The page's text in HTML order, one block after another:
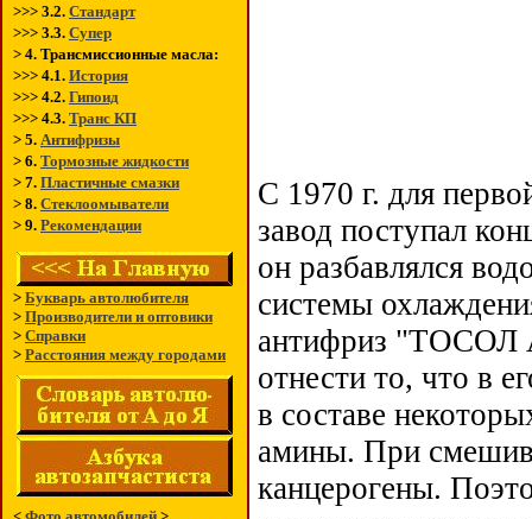
>>> 3.2. Стандарт
>>> 3.3. Супер
> 4. Трансмиссионные масла:
>>> 4.1. История
>>> 4.2. Гипоид
>>> 4.3. Транс КП
> 5. Антифризы
> 6. Тормозные жидкости
> 7. Пластичные смазки
> 8. Стеклоомыватели
> 9. Рекомендации
> Букварь автолюбителя
> Производители и оптовики
> Справки
> Расстояния между городами
С 1970 г. для
завод поступал
он разбавлялся
системы
антифриз "ТОСОЛ
отнести то, что в
в составе
амины. При
канцерогены.